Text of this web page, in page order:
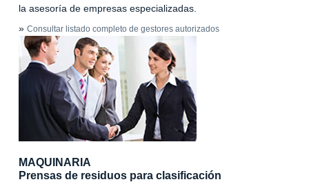
la asesoría de empresas especializadas.
» Consultar listado completo de gestores autorizados
MAQUINARIA
Prensas de residuos para clasificación